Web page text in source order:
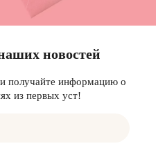
новостей
получайте информацию о
из первых уст!